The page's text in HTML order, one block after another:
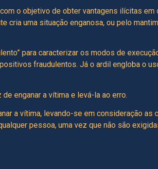
o objetivo de obter vantagens ilícitas
cria uma situação enganosa, ou pelo
para caracterizar os modos de
fraudulentos. Já o ardil engloba o
enganar a vítima e levá-la ao erro.
a vítima, levando-se em consideração
pessoa, uma vez que não são